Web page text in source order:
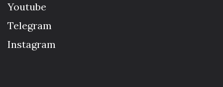
Youtube
Telegram
Instagram